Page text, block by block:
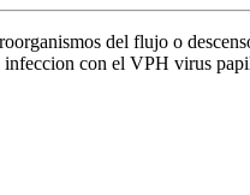
del flujo o
con el VPH virus